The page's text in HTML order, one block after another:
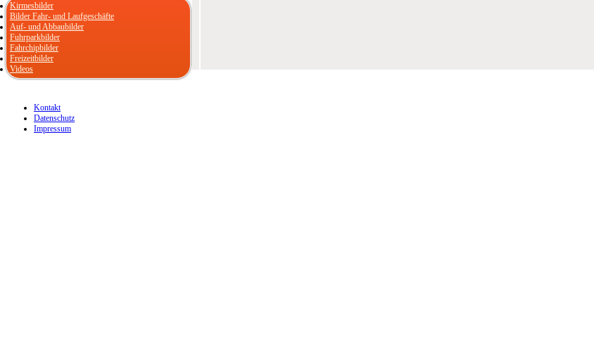
Kirmesbilder
Bilder Fahr- und Laufgeschäfte
Auf- und Abbaubilder
Fuhrparkbilder
Fahrchipbilder
Freizeitbilder
Videos
Kontakt
Datenschutz
Impressum